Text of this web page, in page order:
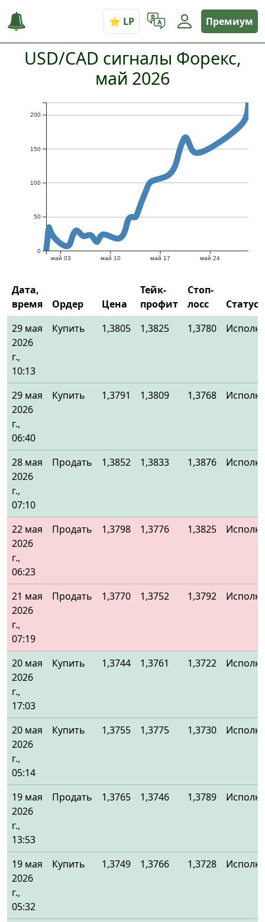
Премиум
USD/CAD сигналы Форекс,
май 2026
май 03 май 10 май 17 май 24
0
50
100
150
200
Дата,
время
Ордер Цена
Тейк-
профит
Стоп-
лосс
Статус
29 мая
2026
г.,
10:13
Купить 1,3805 1,3825 1,3780
29 мая
2026
г.,
06:40
Купить 1,3791 1,3809 1,3768
28 мая
2026
г.,
07:10
Продать 1,3852 1,3833 1,3876
22 мая
2026
г.,
06:23
Продать 1,3798 1,3776 1,3825
21 мая
2026
г.,
07:19
Продать 1,3770 1,3752 1,3792
20 мая
2026
г.,
17:03
Купить 1,3744 1,3761 1,3722
20 мая
2026
г.,
05:14
Купить 1,3755 1,3775 1,3730
19 мая
2026
г.,
13:53
Продать 1,3765 1,3746 1,3789
19 мая
2026
г.,
05:32
Купить 1,3749 1,3766 1,3728